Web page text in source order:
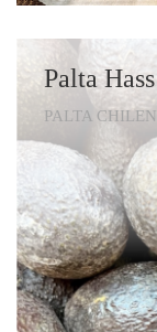
Palta
PALTA